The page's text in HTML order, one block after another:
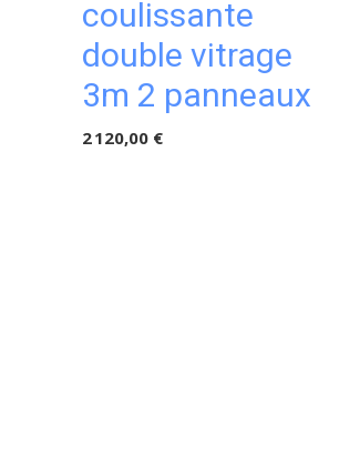
coulissante
double vitrage
3m 2 panneaux
2 120,00 €